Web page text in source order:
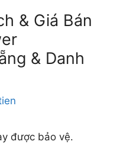
& Giá Bán
& Danh
được bảo vệ.